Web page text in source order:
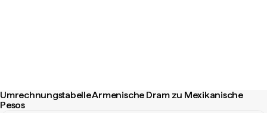
Umrechnungstabelle Armenische Dram zu Mexikanische
Pesos